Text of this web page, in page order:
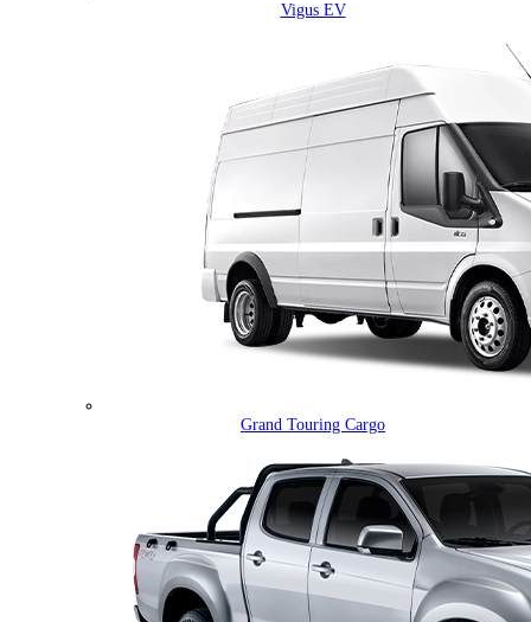
Vigus EV
Grand Touring Cargo